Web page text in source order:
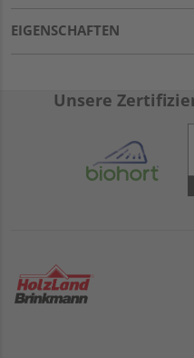
EIGENSCHAFTEN
Unsere